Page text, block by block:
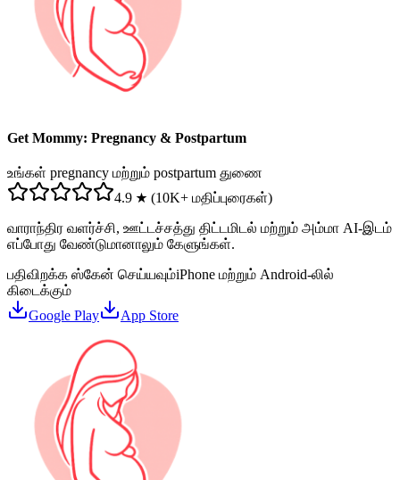
Get Mommy: Pregnancy & Postpartum
உங்கள் pregnancy மற்றும் postpartum துணை
4.9 ★ (10K+ மதிப்புரைகள்)
வாராந்திர வளர்ச்சி, ஊட்டச்சத்து திட்டமிடல் மற்றும் அம்மா AI-இடம்
எப்போது வேண்டுமானாலும் கேளுங்கள்.
பதிவிறக்க ஸ்கேன் செய்யவும்iPhone மற்றும் Android-லில்
கிடைக்கும்
Google Play
App Store